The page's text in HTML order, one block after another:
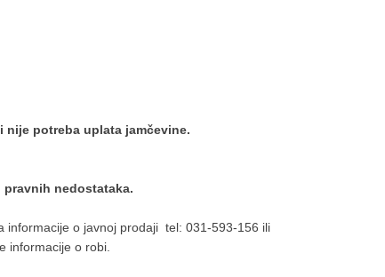
nije potreba uplata jamčevine.
nedostataka.
informacije o javnoj prodaji tel: 031-593-156 ili
informacije o robi.